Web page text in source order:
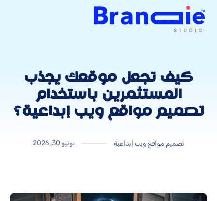
كيف تجعل موقعك يجذب
المستثمرين باستخدام
تصميم مواقع ويب إبداعية؟
تصميم مواقع ويب إبداعية يونيو 30, 2026